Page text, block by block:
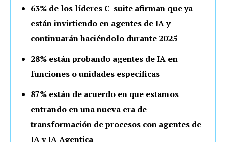
63% de los líderes C-suite afirman que ya
están invirtiendo en agentes de IA y
continuarán haciéndolo durante 2025
28% están probando agentes de IA en
funciones o unidades específicas
87% están de acuerdo en que estamos
entrando en una nueva era de
transformación de procesos con agentes de
IA y IA Agentica